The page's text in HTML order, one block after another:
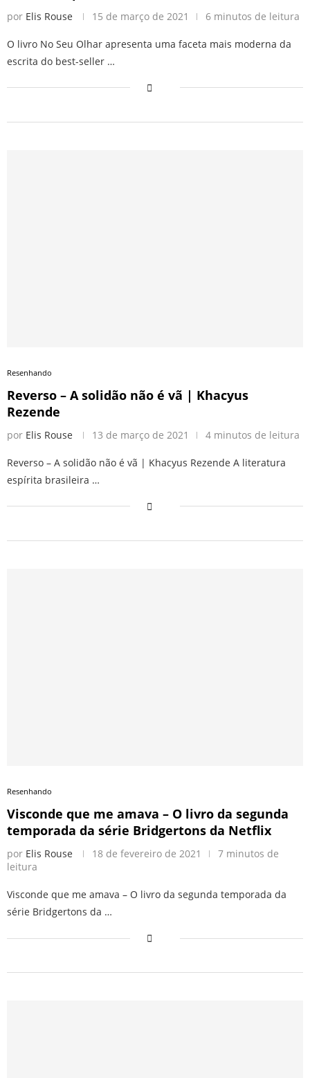
por Elis Rouse 15 de março de 2021 6 minutos de leitura
O livro No Seu Olhar apresenta uma faceta mais moderna da
escrita do best-seller …
Resenhando
Reverso – A solidão não é vã | Khacyus
Rezende
por Elis Rouse 13 de março de 2021 4 minutos de leitura
Reverso – A solidão não é vã | Khacyus Rezende A literatura
espírita brasileira …
Resenhando
Visconde que me amava – O livro da segunda
temporada da série Bridgertons da Netflix
por Elis Rouse 18 de fevereiro de 2021
7 minutos de
leitura
Visconde que me amava – O livro da segunda temporada da
série Bridgertons da …